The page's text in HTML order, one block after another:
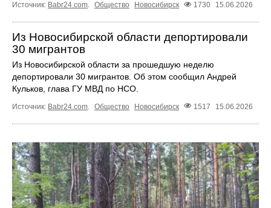
Источник: Babr24.com. Общество Новосибирск 1730 15.06.2026
Из Новосибирской области депортировали
30 мигрантов
Из Новосибирской области за прошедшую неделю
депортировали 30 мигрантов. Об этом сообщил Андрей
Кульков, глава ГУ МВД по НСО.
Источник: Babr24.com Общество Новосибирск 1517 15.06.2026